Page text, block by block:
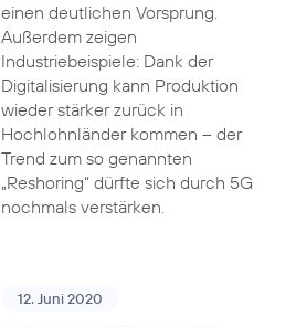
einen deutlichen Vorsprung.
Außerdem zeigen
Industriebeispiele: Dank der
Digitalisierung kann Produktion
wieder stärker zurück in
Hochlohnländer kommen – der
Trend zum so genannten
„Reshoring“ dürfte sich durch 5G
nochmals verstärken.
12. Juni 2020